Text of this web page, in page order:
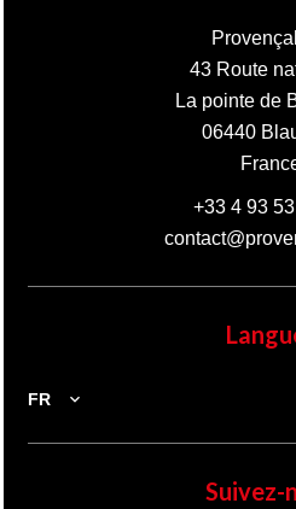
43 Route
La pointe de
06440
+33 4 93
FR
Suivez-